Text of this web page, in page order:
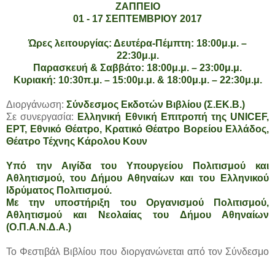
ΖΑΠΠΕΙΟ
01 - 17 ΣΕΠΤΕΜΒΡΙΟΥ 2017
Ώρες λειτουργίας: Δευτέρα-Πέμπτη: 18:00μ.μ. –
22:30μ.μ.
Παρασκευή & Σαββάτο: 18:00μ.μ. – 23:00μ.μ.
Κυριακή: 10:30π.μ. – 15:00μ.μ.& 18:00μ.μ. –22:30μ.μ.
Διοργάνωση: Σύνδεσμος Εκδοτών Βιβλίου (Σ.ΕΚ.Β.)
Σε συνεργασία: Ελληνική Εθνική Επιτροπή της UNICEF,
ΕΡΤ, Εθνικό Θέατρο, Κρατικό Θέατρο Βορείου Ελλάδος,
Θέατρο Τέχνης Κάρολου Κουν
Υπό την Αιγίδα του Υπουργείου Πολιτισμού και
Αθλητισμού, του Δήμου Αθηναίων και του Ελληνικού
Ιδρύματος Πολιτισμού.
Με την υποστήριξη του Οργανισμού Πολιτισμού,
Αθλητισμού και Νεολαίας του Δήμου Αθηναίων
(Ο.Π.Α.Ν.Δ.Α.)
Το Φεστιβάλ Βιβλίου που διοργανώνεται από τον Σύνδεσμο